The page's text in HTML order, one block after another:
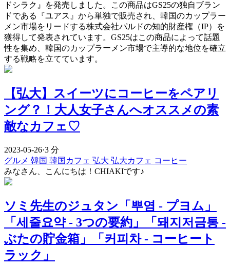
ドシラク』を発売しました。この商品はGS25の独自ブラン
ドである『ユアス』から単独で販売され、韓国のカップラー
メン市場をリードする株式会社パルドの知的財産権（IP）を
獲得して発表されています。GS25はこの商品によって話題
性を集め、韓国のカップラーメン市場で主導的な地位を確立
する戦略を立てています。
【弘大】スイーツにコーヒーをペアリ
ング？！大人女子さんへオススメの素
敵なカフェ♡
2023-05-26·3 分
グルメ 韓国 韓国カフェ 弘大 弘大カフェ コーヒー
みなさん、こんにちは！CHIAKIです♪
ソミ先生のジュタン「뿌염 - プヨム」
「세줄요약 - 3つの要約」「돼지저금통 -
ぶたの貯金箱」「커피차 - コーヒート
ラック」